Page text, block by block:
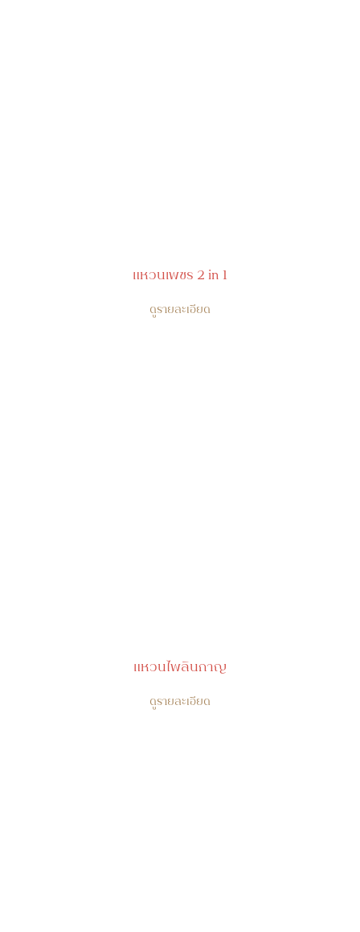
แหวนเพชร 2 in 1
ดูรายละเอียด
แหวนไพลินกาญ
ดูรายละเอียด